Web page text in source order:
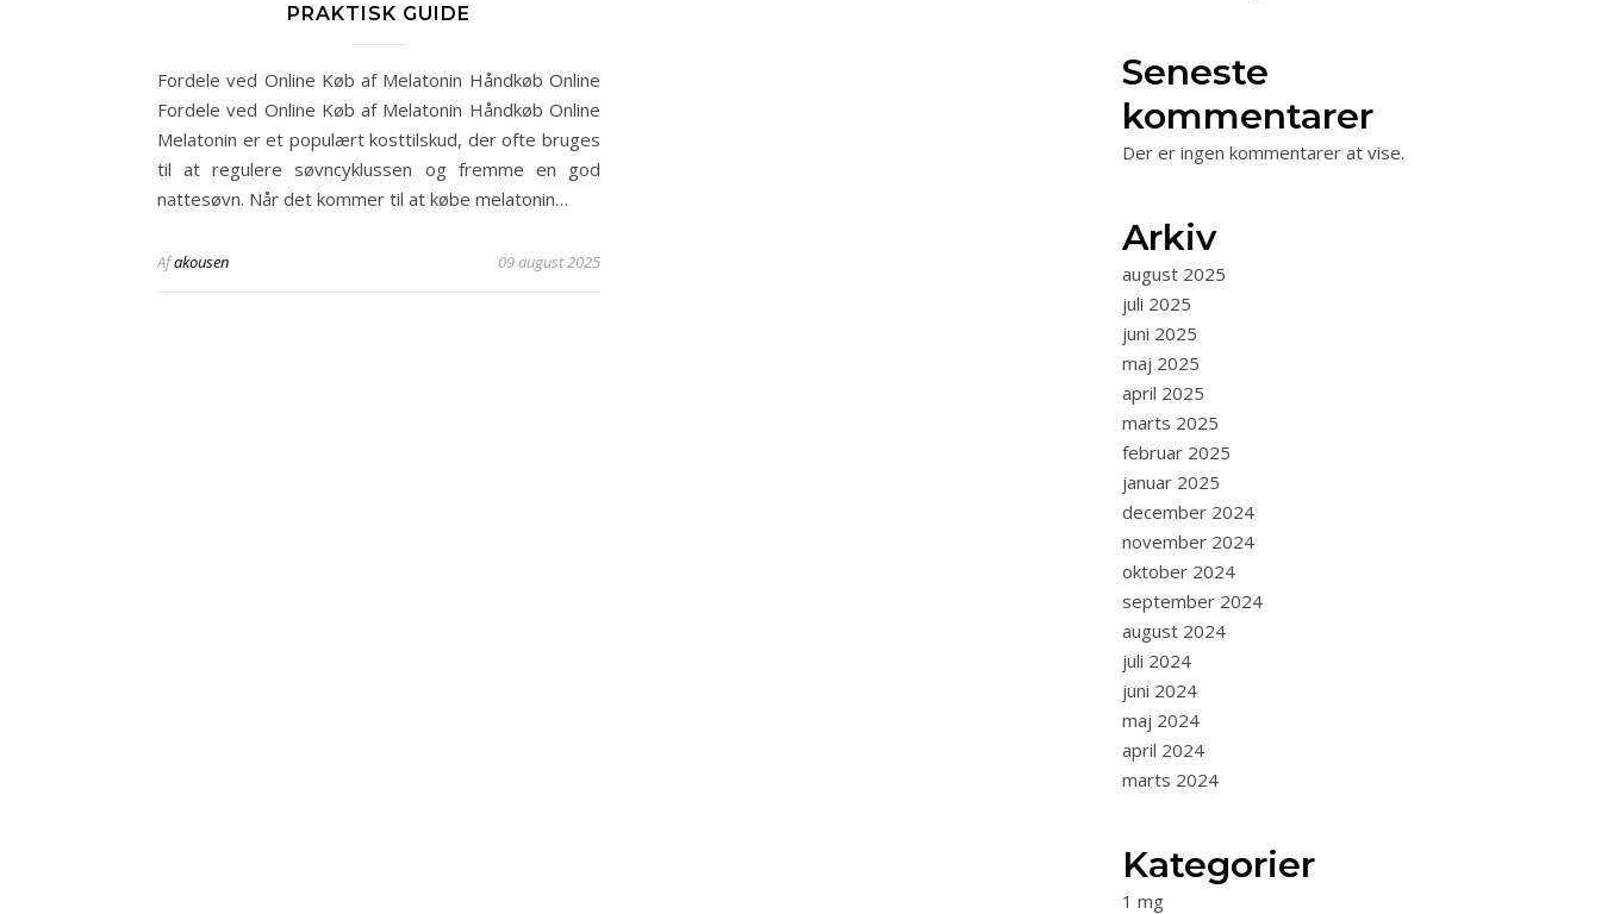
PRAKTISK GUIDE
Fordele ved Online Køb af Melatonin Håndkøb Online
Fordele ved Online Køb af Melatonin Håndkøb Online
Melatonin er et populært kosttilskud, der ofte bruges
til at regulere søvncyklussen og fremme en god
nattesøvn. Når det kommer til at købe melatonin…
Afakousen 09 august 2025
Seneste
kommentarer
Der er ingen kommentarer at vise.
Arkiv
august 2025
juli 2025
juni 2025
maj 2025
april 2025
marts 2025
februar 2025
januar 2025
december 2024
november 2024
oktober 2024
september 2024
august 2024
juli 2024
juni 2024
maj 2024
april 2024
marts 2024
Kategorier
1 mg